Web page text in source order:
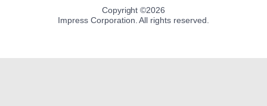
Copyright ©2026
Impress Corporation. All rights reserved.